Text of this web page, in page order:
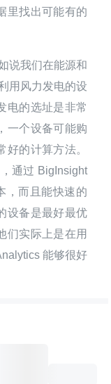
里找出可能有的
说我们在能源和
用风力发电的设
电的选址是非常
一个设备可能购
的计算方法。
通过 BigInsight
，而且能快速的
设备是最好最优
们实际上是在用
能够很好